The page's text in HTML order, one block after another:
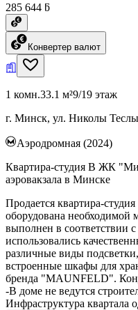
285 644 ƃ
Конвертер валют
1 комн.33.1 м²9/19 этаж
г. Минск, ул. Николы
Аэродромная (2024)
Квартира-студия В ЖК
аэровакзала в Минске
Продается квартира-
оборудована необходимой
выполнен в соответствии
использовались
различные виды
встроенные шкафы для
бренда "MAUNFELD".
-В доме не ведутся
Инфраструктура квартала